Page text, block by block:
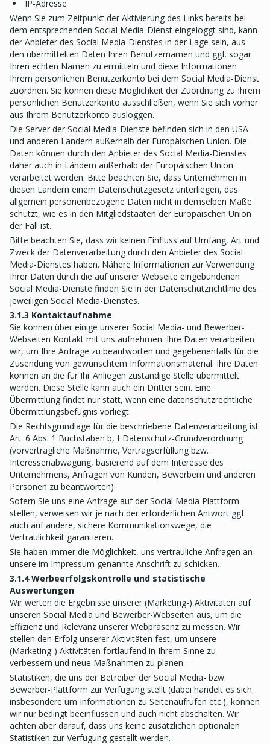
IP-Adresse
Wenn Sie zum Zeitpunkt der Aktivierung des Links bereits bei
dem entsprechenden Social Media-Dienst eingeloggt sind, kann
der Anbieter des Social Media-Dienstes in der Lage sein, aus
den übermittelten Daten Ihren Benutzernamen und ggf. sogar
Ihren echten Namen zu ermitteln und diese Informationen
Ihrem persönlichen Benutzerkonto bei dem Social Media-Dienst
zuordnen. Sie können diese Möglichkeit der Zuordnung zu Ihrem
persönlichen Benutzerkonto ausschließen, wenn Sie sich vorher
aus Ihrem Benutzerkonto ausloggen.
Die Server der Social Media-Dienste befinden sich in den USA
und anderen Ländern außerhalb der Europäischen Union. Die
Daten können durch den Anbieter des Social Media-Dienstes
daher auch in Ländern außerhalb der Europäischen Union
verarbeitet werden. Bitte beachten Sie, dass Unternehmen in
diesen Ländern einem Datenschutzgesetz unterliegen, das
allgemein personenbezogene Daten nicht in demselben Maße
schützt, wie es in den Mitgliedstaaten der Europäischen Union
der Fall ist.
Bitte beachten Sie, dass wir keinen Einfluss auf Umfang, Art und
Zweck der Datenverarbeitung durch den Anbieter des Social
Media-Dienstes haben. Nähere Informationen zur Verwendung
Ihrer Daten durch die auf unserer Webseite eingebundenen
Social Media-Dienste finden Sie in der Datenschutzrichtlinie des
jeweiligen Social Media-Dienstes.
3.1.3 Kontaktaufnahme
Sie können über einige unserer Social Media- und Bewerber-
Webseiten Kontakt mit uns aufnehmen. Ihre Daten verarbeiten
wir, um Ihre Anfrage zu beantworten und gegebenenfalls für die
Zusendung von gewünschtem Informationsmaterial. Ihre Daten
können an die für Ihr Anliegen zuständige Stelle übermittelt
werden. Diese Stelle kann auch ein Dritter sein. Eine
Übermittlung findet nur statt, wenn eine datenschutzrechtliche
Übermittlungsbefugnis vorliegt.
Die Rechtsgrundlage für die beschriebene Datenverarbeitung ist
Art. 6 Abs. 1 Buchstaben b, f Datenschutz-Grundverordnung
(vorvertragliche Maßnahme, Vertragserfüllung bzw.
Interessenabwägung, basierend auf dem Interesse des
Unternehmens, Anfragen von Kunden, Bewerbern und anderen
Personen zu beantworten).
Sofern Sie uns eine Anfrage auf der Social Media Plattform
stellen, verweisen wir je nach der erforderlichen Antwort ggf.
auch auf andere, sichere Kommunikationswege, die
Vertraulichkeit garantieren.
Sie haben immer die Möglichkeit, uns vertrauliche Anfragen an
unsere im Impressum genannte Anschrift zu schicken.
3.1.4 Werbeerfolgskontrolle und statistische
Auswertungen
Wir werten die Ergebnisse unserer (Marketing-) Aktivitäten auf
unseren Social Media und Bewerber-Webseiten aus, um die
Effizienz und Relevanz unserer Webpräsenz zu messen. Wir
stellen den Erfolg unserer Aktivitäten fest, um unsere
(Marketing-) Aktivitäten fortlaufend in Ihrem Sinne zu
verbessern und neue Maßnahmen zu planen.
Statistiken, die uns der Betreiber der Social Media- bzw.
Bewerber-Plattform zur Verfügung stellt (dabei handelt es sich
insbesondere um Informationen zu Seitenaufrufen etc.), können
wir nur bedingt beeinflussen und auch nicht abschalten. Wir
achten aber darauf, dass uns keine zusätzlichen optionalen
Statistiken zur Verfügung gestellt werden.